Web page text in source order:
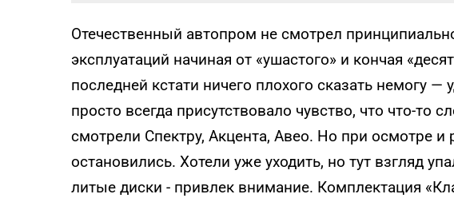
Отечественный автопром не смотрел
эксплуатаций начиная от «ушастого» и кончая
последней кстати ничего плохого сказать немогу
просто всегда присутствовало чувство, что что-то
смотрели Спектру, Акцента, Авео. Но при осмотре и
остановились. Хотели уже уходить, но тут взгляд
литые диски - привлек внимание. Комплектация